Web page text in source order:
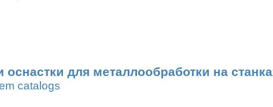
оснастки для металлообработки на
catalogs